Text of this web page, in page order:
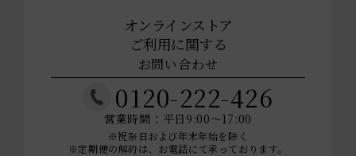
オンラインストア
ご利用に関する
お問い合わせ
0120-222-426
営業時間：平日9:00～17:00
※祝祭日および年末年始を除く
※定期便の解約は、お電話にて承っております。